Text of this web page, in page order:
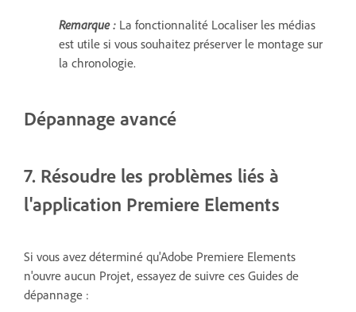
Remarque : La fonctionnalité Localiser les médias
est utile si vous souhaitez préserver le montage sur
la chronologie.
Dépannage avancé
7. Résoudre les problèmes liés à
l'application Premiere Elements
Si vous avez déterminé qu'Adobe Premiere Elements
n'ouvre aucun Projet, essayez de suivre ces Guides de
dépannage :